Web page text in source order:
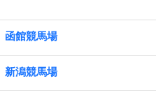
函館競馬場
新潟競馬場